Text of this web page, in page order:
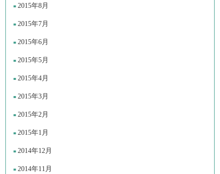
2015年8月
2015年7月
2015年6月
2015年5月
2015年4月
2015年3月
2015年2月
2015年1月
2014年12月
2014年11月